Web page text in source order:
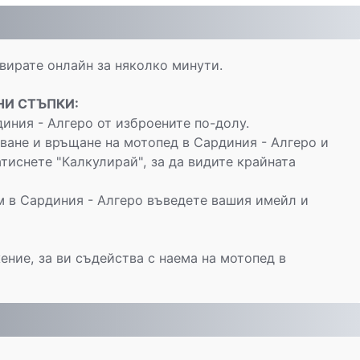
онлайн за няколко минути.
СТЪПКИ:
- Алгеро от изброените по-долу.
и връщане на мотопед в Сардиния - Алгеро и
"Калкулирай", за да видите крайната
в Сардиния - Алгеро въведете вашия имейл и
за ви съдейства с наема на мотопед в